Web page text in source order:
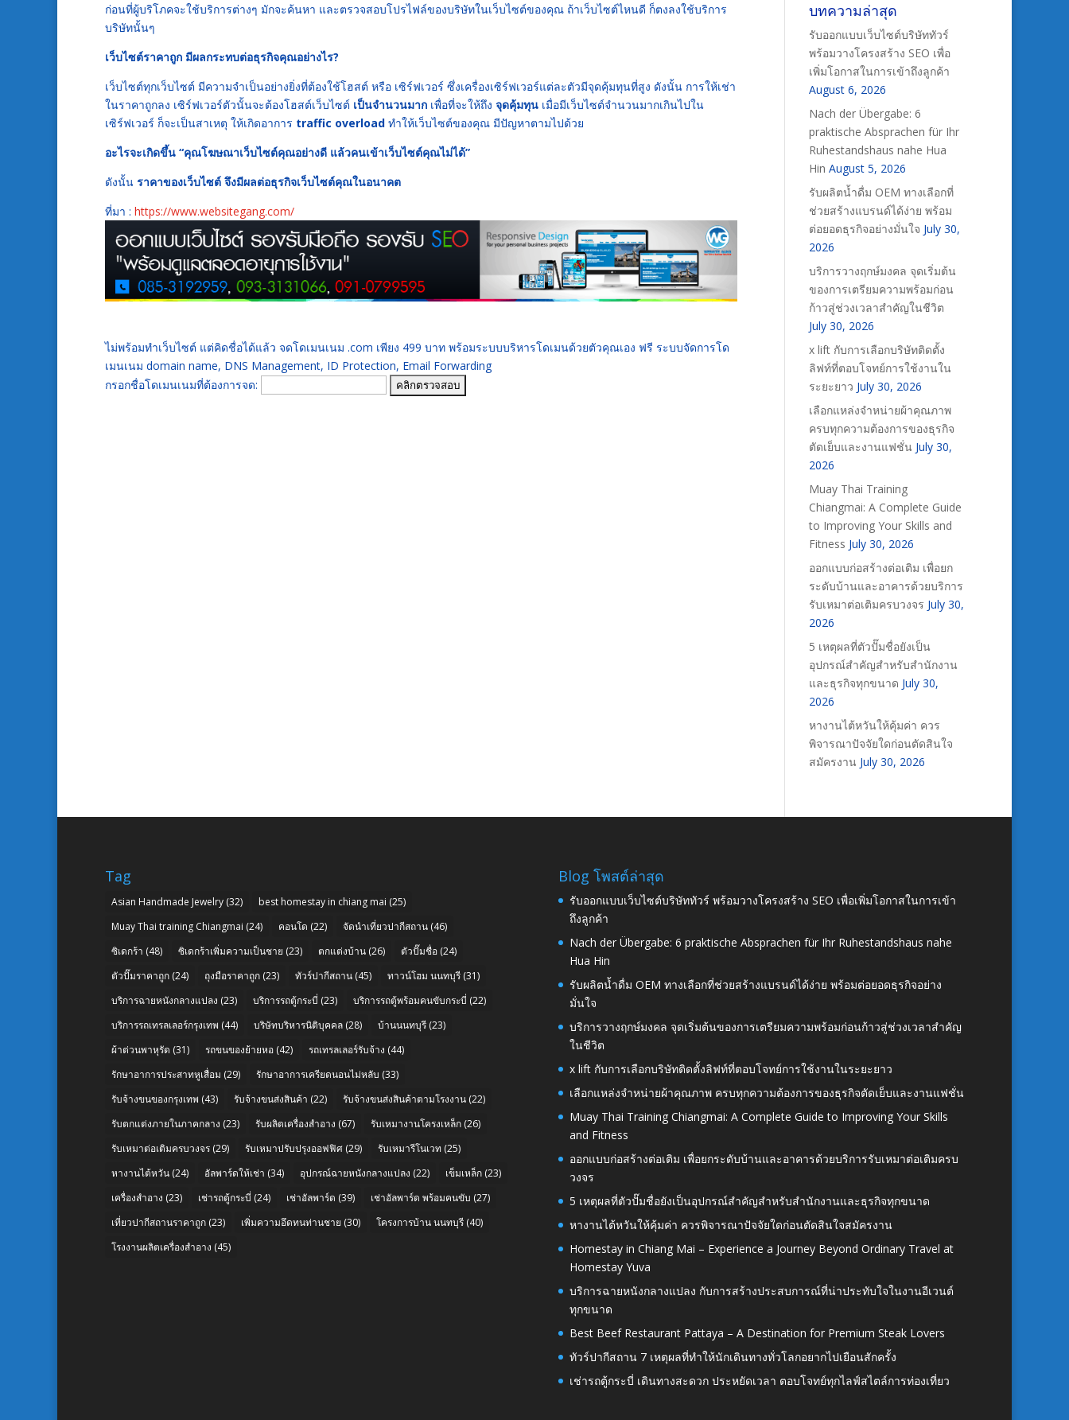
ก่อนที่ผู้บริโภคจะใช้บริการต่างๆ มักจะค้นหา และตรวจสอบโปรไฟล์ของบริษัทในเว็บไซต์ของคุณ ถ้าเว็บไซต์ไหนดี ก็ตงลงใช้บริการ
บริษัทนั้นๆ
เว็บไซต์ราคาถูก มีผลกระทบต่อธุรกิจคุณอย่างไร?
เว็บไซต์ทุกเว็บไซต์ มีความจำเป็นอย่างยิ่งที่ต้องใช้โฮสต์ หรือ เซิร์ฟเวอร์ ซึ่งเครื่องเซิร์ฟเวอร์แต่ละตัวมีจุดคุ้มทุนที่สูง ดังนั้น การให้เช่า
ในราคาถูกลง เซิร์ฟเวอร์ตัวนั้นจะต้องโฮสต์เว็บไซต์ เป็นจำนวนมาก เพื่อที่จะให้ถึง จุดคุ้มทุน เมื่อมีเว็บไซต์จำนวนมากเกินไปใน
เซิร์ฟเวอร์ ก็จะเป็นสาเหตุ ให้เกิดอาการ traffic overload ทำให้เว็บไซต์ของคุณ มีปัญหาตามไปด้วย
อะไรจะเกิดขึ้น “คุณโฆษณาเว็บไซต์คุณอย่างดี แล้วคนเข้าเว็บไซต์คุณไม่ได้”
ดังนั้น ราคาของเว็บไซต์ จึงมีผลต่อธุรกิจเว็บไซต์คุณในอนาคต
ที่มา : https://www.websitegang.com/
ไม่พร้อมทำเว็บไซต์ แต่คิดชื่อได้แล้ว จดโดเมนเนม .com เพียง 499 บาท พร้อมระบบบริหารโดเมนด้วยตัวคุณเอง ฟรี ระบบจัดการโด
เมนเนม domain name, DNS Management, ID Protection, Email Forwarding
กรอกชื่อโดเมนเนมที่ต้องการจด:
บทความล่าสุด
รับออกแบบเว็บไซต์บริษัททัวร์
พร้อมวางโครงสร้าง SEO เพื่อ
เพิ่มโอกาสในการเข้าถึงลูกค้า
August 6, 2026
Nach der Übergabe: 6
praktische Absprachen für Ihr
Ruhestandshaus nahe Hua
Hin August 5, 2026
รับผลิตน้ำดื่ม OEM ทางเลือกที่
ช่วยสร้างแบรนด์ได้ง่าย พร้อม
ต่อยอดธุรกิจอย่างมั่นใจ July 30,
2026
บริการวางฤกษ์มงคล จุดเริ่มต้น
ของการเตรียมความพร้อมก่อน
ก้าวสู่ช่วงเวลาสำคัญในชีวิต
July 30, 2026
x lift กับการเลือกบริษัทติดตั้ง
ลิฟท์ที่ตอบโจทย์การใช้งานใน
ระยะยาว July 30, 2026
เลือกแหล่งจำหน่ายผ้าคุณภาพ
ครบทุกความต้องการของธุรกิจ
ตัดเย็บและงานแฟชั่น July 30,
2026
Muay Thai Training
Chiangmai: A Complete Guide
to Improving Your Skills and
Fitness July 30, 2026
ออกแบบก่อสร้างต่อเติม เพื่อยก
ระดับบ้านและอาคารด้วยบริการ
รับเหมาต่อเติมครบวงจร July 30,
2026
5 เหตุผลที่ตัวปั๊มชื่อยังเป็น
อุปกรณ์สำคัญสำหรับสำนักงาน
และธุรกิจทุกขนาด July 30,
2026
หางานไต้หวันให้คุ้มค่า ควร
พิจารณาปัจจัยใดก่อนตัดสินใจ
สมัครงาน July 30, 2026
Tag
Asian Handmade Jewelry (32) best homestay in chiang mai (25)
Muay Thai training Chiangmai (24) คอนโด (22) จัดนำเที่ยวปากีสถาน (46)
ซิเดกร้า (48) ซิเดกร้าเพิ่มความเป็นชาย (23) ตกแต่งบ้าน (26) ตัวปั๊มชื่อ (24)
ตัวปั๊มราคาถูก (24) ถุงมือราคาถูก (23) ทัวร์ปากีสถาน (45) ทาวน์โฮม นนทบุรี (31)
บริการฉายหนังกลางแปลง (23) บริการรถตู้กระบี่ (23) บริการรถตู้พร้อมคนขับกระบี่ (22)
บริการรถเทรลเลอร์กรุงเทพ (44) บริษัทบริหารนิติบุคคล (28) บ้านนนทบุรี (23)
ผ้าต่วนพาหุรัด (31) รถขนของย้ายหอ (42) รถเทรลเลอร์รับจ้าง (44)
รักษาอาการประสาทหูเสื่อม (29) รักษาอาการเครียดนอนไม่หลับ (33)
รับจ้างขนของกรุงเทพ (43) รับจ้างขนส่งสินค้า (22) รับจ้างขนส่งสินค้าตามโรงงาน (22)
รับตกแต่งภายในภาคกลาง (23) รับผลิตเครื่องสำอาง (67) รับเหมางานโครงเหล็ก (26)
รับเหมาต่อเติมครบวงจร (29) รับเหมาปรับปรุงออฟฟิศ (29) รับเหมารีโนเวท (25)
หางานไต้หวัน (24) อัลพาร์ดให้เช่า (34) อุปกรณ์ฉายหนังกลางแปลง (22) เข็มเหล็ก (23)
เครื่องสำอาง (23) เช่ารถตู้กระบี่ (24) เช่าอัลพาร์ด (39) เช่าอัลพาร์ด พร้อมคนขับ (27)
เที่ยวปากีสถานราคาถูก (23) เพิ่มความอึดทนท่านชาย (30) โครงการบ้าน นนทบุรี (40)
โรงงานผลิตเครื่องสำอาง (45)
Blog โพสต์ล่าสุด
รับออกแบบเว็บไซต์บริษัททัวร์ พร้อมวางโครงสร้าง SEO เพื่อเพิ่มโอกาสในการเข้า
ถึงลูกค้า
Nach der Übergabe: 6 praktische Absprachen für Ihr Ruhestandshaus nahe
Hua Hin
รับผลิตน้ำดื่ม OEM ทางเลือกที่ช่วยสร้างแบรนด์ได้ง่าย พร้อมต่อยอดธุรกิจอย่าง
มั่นใจ
บริการวางฤกษ์มงคล จุดเริ่มต้นของการเตรียมความพร้อมก่อนก้าวสู่ช่วงเวลาสำคัญ
ในชีวิต
x lift กับการเลือกบริษัทติดตั้งลิฟท์ที่ตอบโจทย์การใช้งานในระยะยาว
เลือกแหล่งจำหน่ายผ้าคุณภาพ ครบทุกความต้องการของธุรกิจตัดเย็บและงานแฟชั่น
Muay Thai Training Chiangmai: A Complete Guide to Improving Your Skills
and Fitness
ออกแบบก่อสร้างต่อเติม เพื่อยกระดับบ้านและอาคารด้วยบริการรับเหมาต่อเติมครบ
วงจร
5 เหตุผลที่ตัวปั๊มชื่อยังเป็นอุปกรณ์สำคัญสำหรับสำนักงานและธุรกิจทุกขนาด
หางานไต้หวันให้คุ้มค่า ควรพิจารณาปัจจัยใดก่อนตัดสินใจสมัครงาน
Homestay in Chiang Mai – Experience a Journey Beyond Ordinary Travel at
Homestay Yuva
บริการฉายหนังกลางแปลง กับการสร้างประสบการณ์ที่น่าประทับใจในงานอีเวนต์
ทุกขนาด
Best Beef Restaurant Pattaya – A Destination for Premium Steak Lovers
ทัวร์ปากีสถาน 7 เหตุผลที่ทำให้นักเดินทางทั่วโลกอยากไปเยือนสักครั้ง
เช่ารถตู้กระบี่ เดินทางสะดวก ประหยัดเวลา ตอบโจทย์ทุกไลฟ์สไตล์การท่องเที่ยว